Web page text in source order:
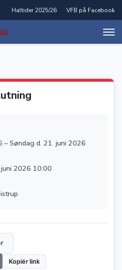
​​Haltider 2025/26 VFB på Facebook
–Søndag d. 21. juni 2026
2026 10:00
Kopiér link